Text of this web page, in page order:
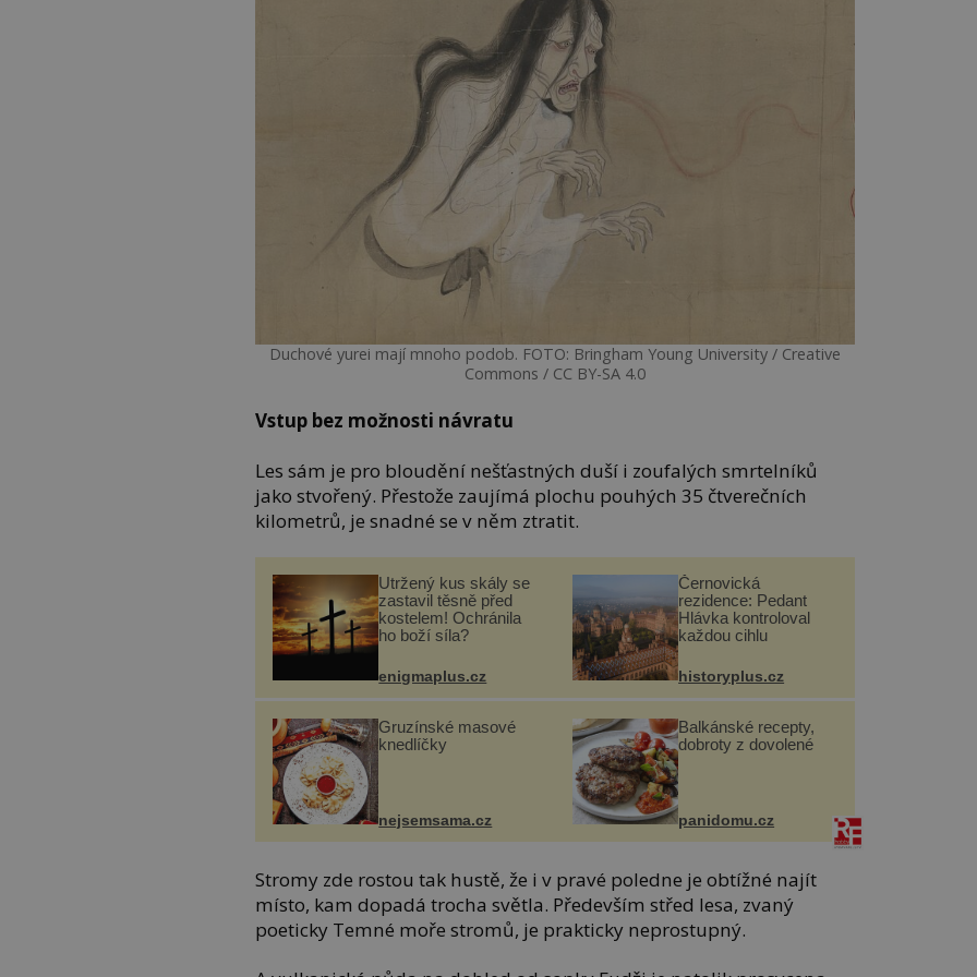
Duchové yurei mají mnoho podob. FOTO: Bringham Young University / Creative
Commons / CC BY-SA 4.0
Vstup bez možnosti návratu
Les sám je pro bloudění nešťastných duší i zoufalých smrtelníků
jako stvořený. Přestože zaujímá plochu pouhých 35 čtverečních
kilometrů, je snadné se v něm ztratit.
Utržený kus skály se
zastavil těsně před
kostelem! Ochránila
ho boží síla?
enigmaplus.cz
Černovická
rezidence: Pedant
Hlávka kontroloval
každou cihlu
historyplus.cz
Gruzínské masové
knedlíčky
nejsemsama.cz
Balkánské recepty,
dobroty z dovolené
panidomu.cz
Stromy zde rostou tak hustě, že i v pravé poledne je obtížné najít
místo, kam dopadá trocha světla. Především střed lesa, zvaný
poeticky Temné moře stromů, je prakticky neprostupný.